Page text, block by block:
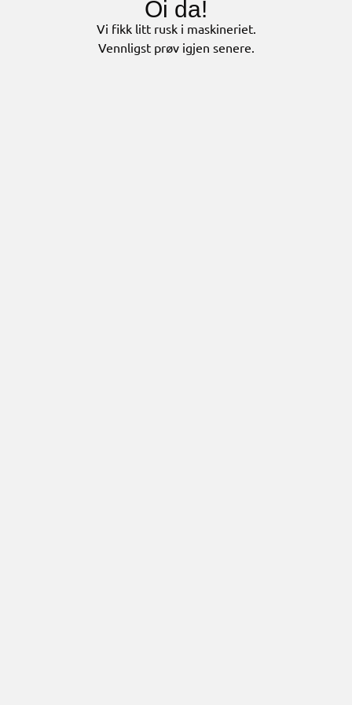
Oi da!
Vi fikk litt rusk i maskineriet.
Vennligst prøv igjen senere.